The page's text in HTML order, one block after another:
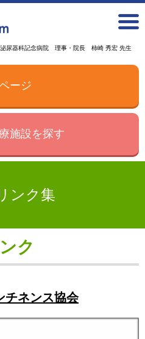
尿器科記念病院 理事・院長 柿崎 秀宏 先生
ージ
施設を探す
ンク集
ク
チネンス協会